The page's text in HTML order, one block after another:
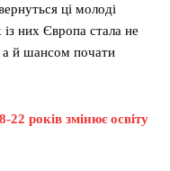
ці молоді
них Європа стала не
а й шансом почати
22 років змінює освіту